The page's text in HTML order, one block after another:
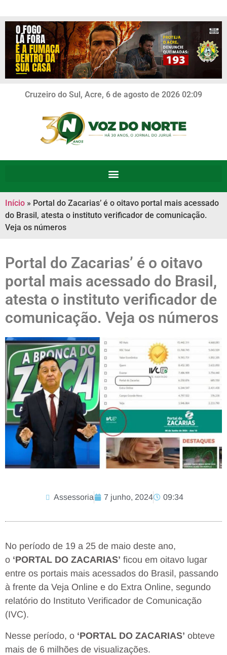
Cruzeiro do Sul, Acre, 6 de agosto de 2026 02:09
Início » Portal do Zacarias’ é o oitavo portal mais acessado
do Brasil, atesta o instituto verificador de comunicação.
Veja os números
Portal do Zacarias’ é o oitavo
portal mais acessado do Brasil,
atesta o instituto verificador de
comunicação. Veja os números
Assessoria 7 junho, 2024 09:34
No período de 19 a 25 de maio deste ano,
o ‘PORTAL DO ZACARIAS’ ficou em oitavo lugar
entre os portais mais acessados do Brasil, passando
à frente da Veja Online e do Extra Online, segundo
relatório do Instituto Verificador de Comunicação
(IVC).
Nesse período, o ‘PORTAL DO ZACARIAS’ obteve
mais de 6 milhões de visualizações.